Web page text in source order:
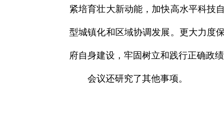
紧培育壮大新动能，加快高水平科技
型城镇化和区域协调发展。更大力度
府自身建设，牢固树立和践行正确政绩
会议还研究了其他事项。